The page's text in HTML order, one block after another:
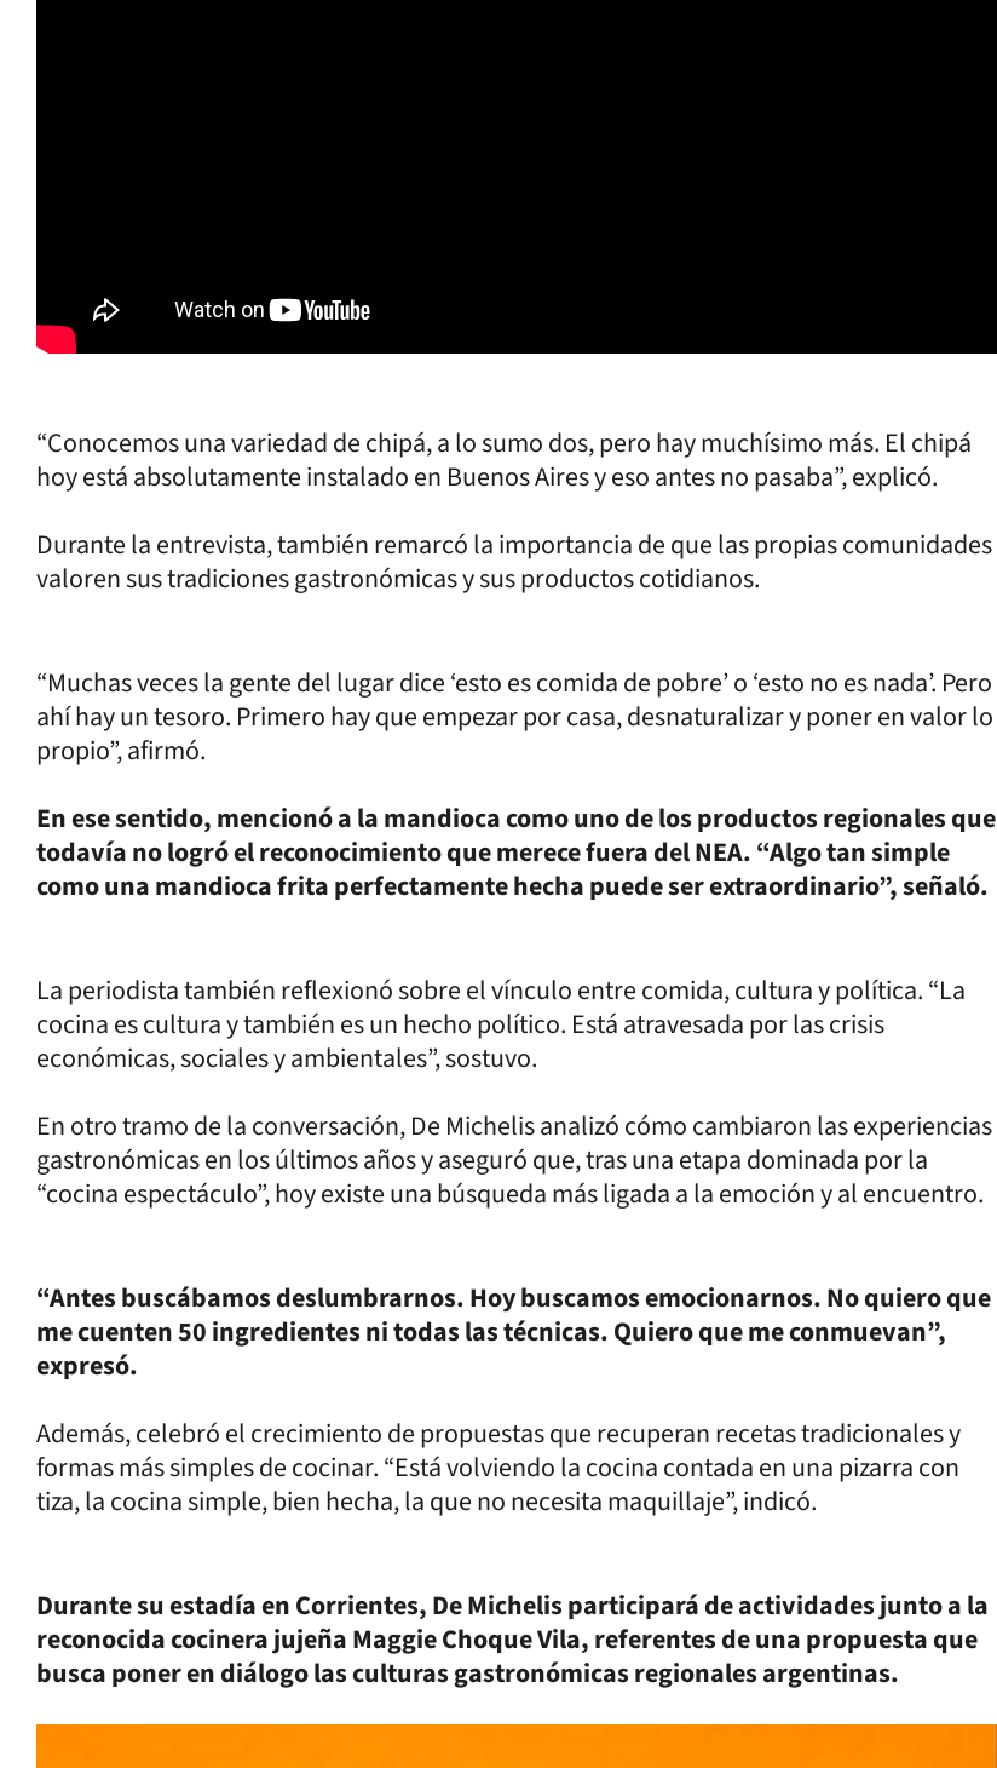
“Conocemos una variedad de chipá, a lo sumo dos, pero hay muchísimo más. El chipá
hoy está absolutamente instalado en Buenos Aires y eso antes no pasaba”, explicó.
Durante la entrevista, también remarcó la importancia de que las propias comunidades
valoren sus tradiciones gastronómicas y sus productos cotidianos.
“Muchas veces la gente del lugar dice ‘esto es comida de pobre’ o ‘esto no es nada’. Pero
ahí hay un tesoro. Primero hay que empezar por casa, desnaturalizar y poner en valor lo
propio”, afirmó.
En ese sentido, mencionó a la mandioca como uno de los productos regionales que
todavía no logró el reconocimiento que merece fuera del NEA. “Algo tan simple
como una mandioca frita perfectamente hecha puede ser extraordinario”, señaló.
La periodista también reflexionó sobre el vínculo entre comida, cultura y política. “La
cocina es cultura y también es un hecho político. Está atravesada por las crisis
económicas, sociales y ambientales”, sostuvo.
En otro tramo de la conversación, De Michelis analizó cómo cambiaron las experiencias
gastronómicas en los últimos años y aseguró que, tras una etapa dominada por la
“cocina espectáculo”, hoy existe una búsqueda más ligada a la emoción y al encuentro.
“Antes buscábamos deslumbrarnos. Hoy buscamos emocionarnos. No quiero que
me cuenten 50 ingredientes ni todas las técnicas. Quiero que me conmuevan”,
expresó.
Además, celebró el crecimiento de propuestas que recuperan recetas tradicionales y
formas más simples de cocinar. “Está volviendo la cocina contada en una pizarra con
tiza, la cocina simple, bien hecha, la que no necesita maquillaje”, indicó.
Durante su estadía en Corrientes, De Michelis​​​​​​​ participará de actividades junto a la
reconocida cocinera jujeña Maggie Choque Vila, referentes de una propuesta que
busca poner en diálogo las culturas gastronómicas regionales argentinas.